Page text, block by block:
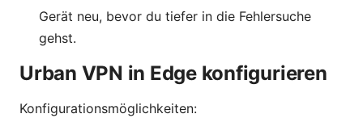
Gerät neu, bevor du tiefer in die Fehlersuche
gehst.
Urban VPN in Edge konfigurieren
Konfigurationsmöglichkeiten: